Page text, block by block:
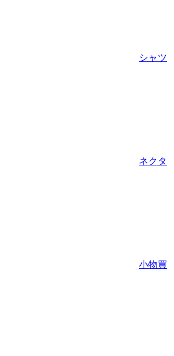
シャツ
ネクタ
小物買